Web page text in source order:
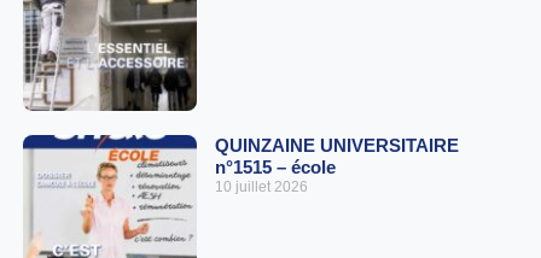
QUINZAINE UNIVERSITAIRE
n°1515 – école
10 juillet 2026